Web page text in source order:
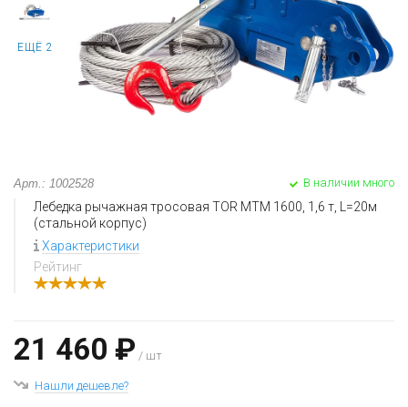
ЕЩЁ 2
Арт.: 1002528 В наличии много
Лебедка рычажная тросовая TOR МТМ 1600, 1,6 т, L=20м
(стальной корпус)
Характеристики
Рейтинг
21 460 ₽ / шт
Нашли дешевле?